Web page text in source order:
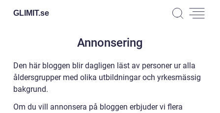
GLIMIT.se
Annonsering
Den här bloggen blir dagligen läst av personer ur alla
åldersgrupper med olika utbildningar och yrkesmässig
bakgrund.
Om du vill annonsera på bloggen erbjuder vi flera